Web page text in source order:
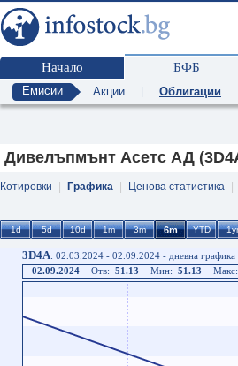
Начало БФБ
Емисии Акции Облигации
Дивелъпмънт Асетс АД
Котировки Графика Ценова статистика
3D4A: 02.03.2024 - 02.09.2024 - дневна графика
02.09.2024
Отв: 51.13 Мин: 51.13 Макс: